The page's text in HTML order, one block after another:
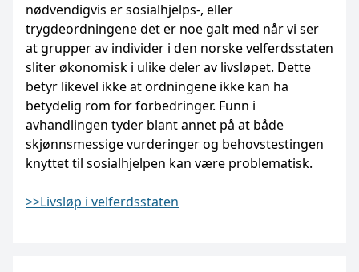
nødvendigvis er sosialhjelps-, eller
trygdeordningene det er noe galt med når vi ser
at grupper av individer i den norske velferdsstaten
sliter økonomisk i ulike deler av livsløpet. Dette
betyr likevel ikke at ordningene ikke kan ha
betydelig rom for forbedringer. Funn i
avhandlingen tyder blant annet på at både
skjønnsmessige vurderinger og behovstestingen
knyttet til sosialhjelpen kan være problematisk.
>>Livsløp i velferdsstaten